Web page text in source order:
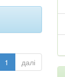
1 далі